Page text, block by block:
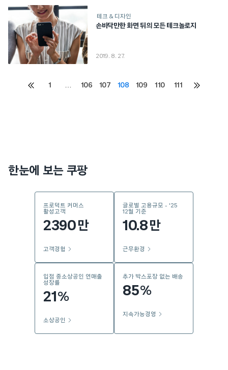
테크 & 디자인
손바닥만한 화면 뒤의 모든 테크놀로지
2019. 8. 27.
Posts
이전
1 … 106 107 108 109 110 111
다음
한눈에 보는 쿠팡
프로덕트 커머스
활성고객
2390만
고객경험
글로벌 고용규모 - '25
12월 기준
10.8만
근무환경
입점 중소상공인 연매출
성장률
21 %
소상공인
추가 박스포장 없는 배송
85%
지속가능경영